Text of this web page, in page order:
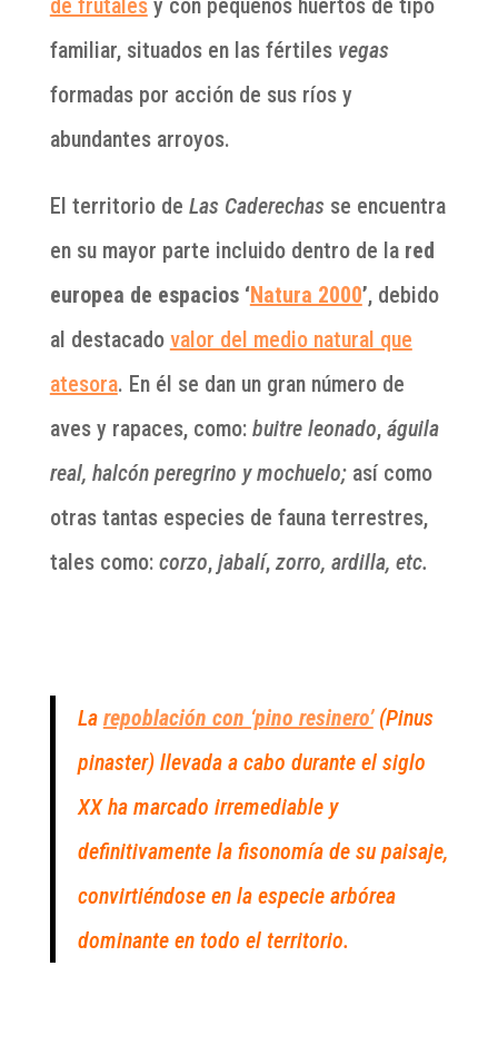
de frutalesy con pequeños huertos de tipo
familiar, situados en las fértiles vegas
formadas por acción de sus ríos y
abundantes arroyos.
El territorio de Las Caderechasse encuentra
en su mayor parte incluido dentro de la red
europea de espacios ‘Natura 2000’, debido
al destacado valor del medio natural que
atesora. En él se dan un gran número de
aves y rapaces, como: buitre leonado, águila
real, halcón peregrino y mochuelo;así como
otras tantas especies de fauna terrestres,
tales como: corzo, jabalí, zorro, ardilla, etc.
La repoblación con ‘pino resinero’(Pinus
pinaster) llevada a cabo durante el siglo
XX ha marcado irremediable y
definitivamente la fisonomía de su paisaje,
convirtiéndose en la especie arbórea
dominante en todo el territorio.